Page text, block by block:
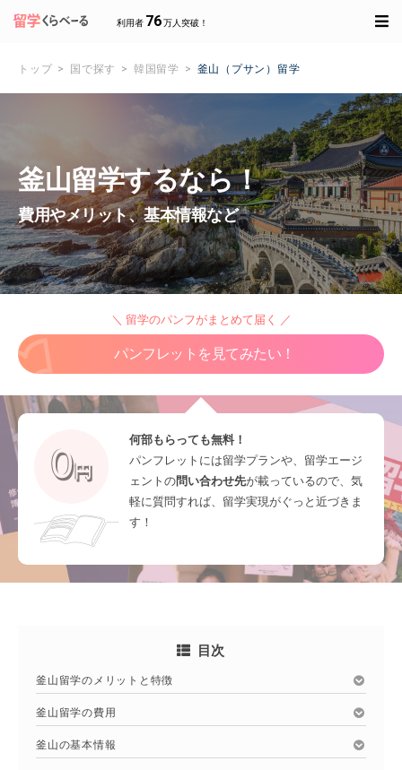
利用者 76万人突破！
トップ 国で探す 韓国留学 釜山（プサン）留学
釜山留学するなら！
費用やメリット、基本情報など
＼ 留学のパンフがまとめて届く ／
パンフレットを見てみたい！
何部もらっても無料！
パンフレットには留学プランや、留学エージ
ェントの問い合わせ先が載っているので、気
軽に質問すれば、留学実現がぐっと近づきま
す！
目次
釜山留学のメリットと特徴
釜山留学の費用
釜山の基本情報